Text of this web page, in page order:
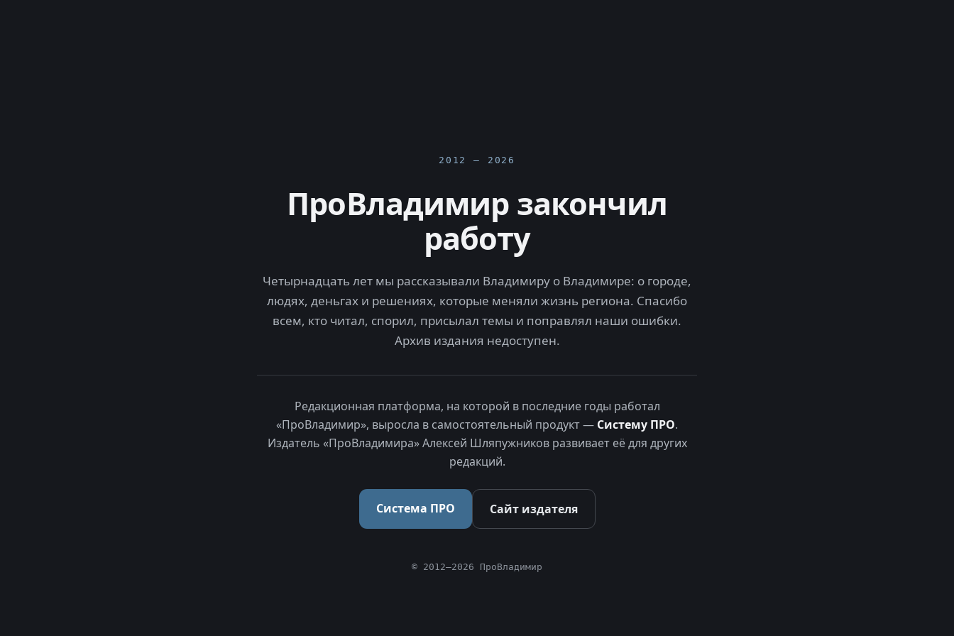
2012 — 2026
ПроВладимир закончил
работу
Четырнадцать лет мы рассказывали Владимиру о Владимире: о городе,
людях, деньгах и решениях, которые меняли жизнь региона. Спасибо
всем, кто читал, спорил, присылал темы и поправлял наши ошибки.
Архив издания недоступен.
Редакционная платформа, на которой в последние годы работал
«ПроВладимир», выросла в самостоятельный продукт — Систему ПРО.
Издатель «ПроВладимира» Алексей Шляпужников развивает её для других
редакций.
Система ПРО Сайт издателя
© 2012–2026 ПроВладимир